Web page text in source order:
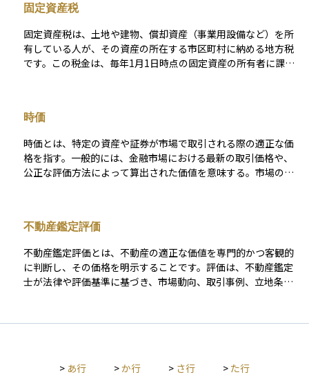
土地の特性によって差が生じることもあります。 路線価は、土
地の相続や贈与を行う際の税額計算に重要な指標となるため、
事前に確認することで税負担の目安を把握することができま
す。また、路線価の適用範囲外の土地については、倍率方式と
呼ばれる別の評価方法が用いられることもあります。土地の評
固定資産税
固定資産税は、土地や建物、償却資産（事業用設備など）を所
有している人が、その資産の所在する市区町村に納める地方税
です。この税金は、毎年1月1日時点の固定資産の所有者に課さ
られることがあり、課税額が抑えられるケースもあります。固
定資産税は、その地域のインフラや公共サービスの維持・運営
を支える重要な財源となっており、納税通知書は通常、毎年4～
6月頃に送付されます。不動産を所有する際には、この税金を考
慮して資産計画を立てることが重要です。
時価
時価とは、特定の資産や証券が市場で取引される際の適正な価
格を指す。一般的には、金融市場における最新の取引価格や、
公正な評価方法によって算出された価値を意味する。市場の需
不動産鑑定評価
不動産鑑定評価とは、不動産の適正な価値を専門的かつ客観的
に判断し、その価格を明示することです。評価は、不動産鑑定
士が法律や評価基準に基づき、市場動向、取引事例、立地条
されます。市場価格を直接求める方法や、将来の収益性から算
正な判断材料を提供する重要な役割を果たします。
> あ行 >か行 > さ行 > た行